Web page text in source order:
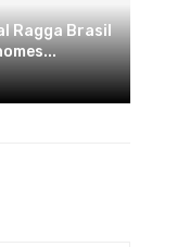
Ragga Brasil